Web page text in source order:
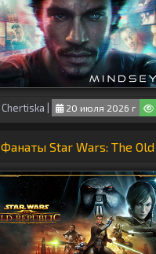
Chertiska 20 июля 2026 г
Фанаты Star Wars: The